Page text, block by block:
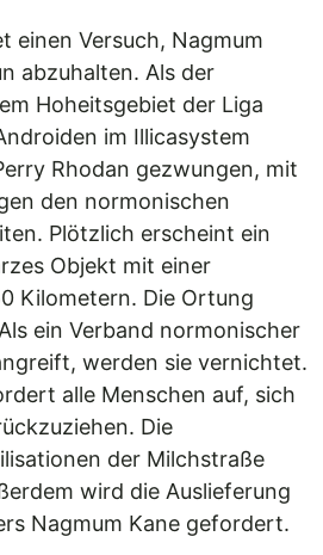
einen Versuch, Nagmum
abzuhalten. Als der
Hoheitsgebiet der Liga
im Illicasystem
Rhodan gezwungen, mit
den normonischen
Plötzlich erscheint ein
Objekt mit einer
Kilometern. Die Ortung
ein Verband normonischer
werden sie vernichtet.
alle Menschen auf, sich
Die
der Milchstraße
wird die Auslieferung
Nagmum Kane gefordert.